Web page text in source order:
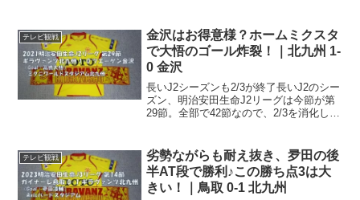
良い流れを維持したいところです。今節
の第5節はアウェイ...
テレビ観戦
金沢はお得意様？ホームミクスタ
で大悟のゴール炸裂！｜北九州 1-
0 金沢
長いJ2シーズンも2/3が終了長いJ2のシー
ズン、明治安田生命J2リーグは今節が第
29節。全部で42節なので、2/3を消化した
留争い真っただ中ですが、ここから対戦
するチ...
テレビ観戦
劣勢ながらも耐え抜き、夛田の後
半AT段で勝利♪この勝ち点3は大
きい！｜鳥取 0-1 北九州